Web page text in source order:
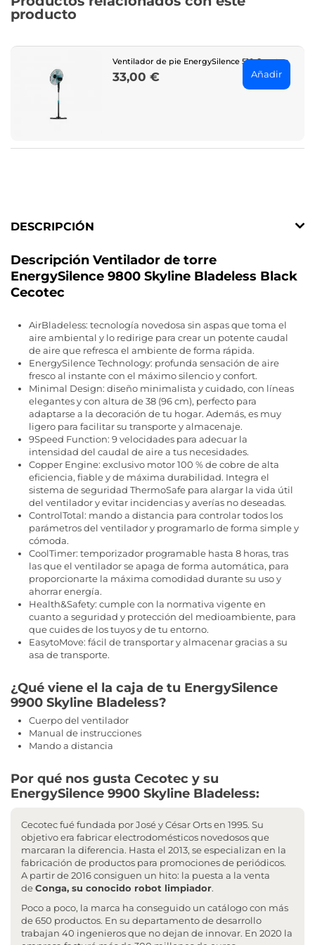
producto
Ventilador de pie EnergySilence 510 Cecotec
Price
33,00 € Añadir
DESCRIPCIÓN
Descripción Ventilador de torre
EnergySilence 9800 Skyline Bladeless Black
Cecotec
AirBladeless: tecnología novedosa sin aspas que toma el
aire ambiental y lo redirige para crear un potente caudal
de aire que refresca el ambiente de forma rápida.
EnergySilence Technology: profunda sensación de aire
fresco al instante con el máximo silencio y confort.
Minimal Design: diseño minimalista y cuidado, con líneas
elegantes y con altura de 38 (96 cm), perfecto para
adaptarse a la decoración de tu hogar. Además, es muy
ligero para facilitar su transporte y almacenaje.
9Speed Function: 9 velocidades para adecuar la
intensidad del caudal de aire a tus necesidades.
Copper Engine: exclusivo motor 100 % de cobre de alta
eficiencia, fiable y de máxima durabilidad. Integra el
sistema de seguridad ThermoSafe para alargar la vida útil
del ventilador y evitar incidencias y averías no deseadas.
ControlTotal: mando a distancia para controlar todos los
parámetros del ventilador y programarlo de forma simple y
cómoda.
CoolTimer: temporizador programable hasta 8 horas, tras
las que el ventilador se apaga de forma automática, para
proporcionarte la máxima comodidad durante su uso y
ahorrar energía.
Health&Safety: cumple con la normativa vigente en
cuanto a seguridad y protección del medioambiente, para
que cuides de los tuyos y de tu entorno.
EasytoMove: fácil de transportar y almacenar gracias a su
asa de transporte.
¿Qué viene el la caja de tu EnergySilence
9900 Skyline Bladeless?
Cuerpo del ventilador
Manual de instrucciones
Mando a distancia
Por qué nos gusta Cecotec y su
EnergySilence 9900 Skyline Bladeless:
Cecotec fué fundada por José y César Orts en 1995. Su
objetivo era fabricar electrodomésticos novedosos que
marcaran la diferencia. Hasta el 2013, se especializan en la
fabricación de productos para promociones de periódicos.
A partir de 2016 consiguen un hito: la puesta a la venta
deConga, su conocido robot limpiador.
Poco a poco, la marca ha conseguido un catálogo con más
de 650 productos. En su departamento de desarrollo
trabajan 40 ingenieros que no dejan de innovar. En 2020 la